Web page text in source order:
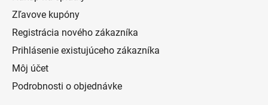
Zľavove kupóny
Registrácia nového zákazníka
Prihlásenie existujúceho zákazníka
Môj účet
Podrobnosti o objednávke